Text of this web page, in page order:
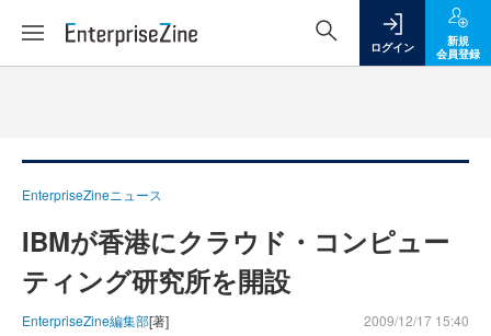
ログイン
新規
会員登録
EnterpriseZineニュース
IBMが香港にクラウド・コンピュー
ティング研究所を開設
EnterpriseZine編集部[著] 2009/12/17 15:40